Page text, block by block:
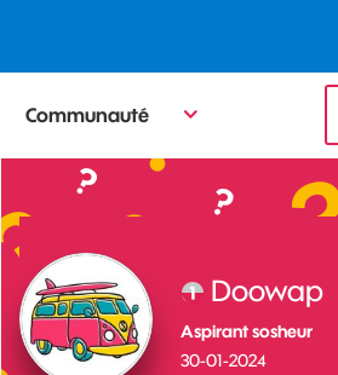
Communauté
Doowap
Aspirant sosheur
‎30-01-2024